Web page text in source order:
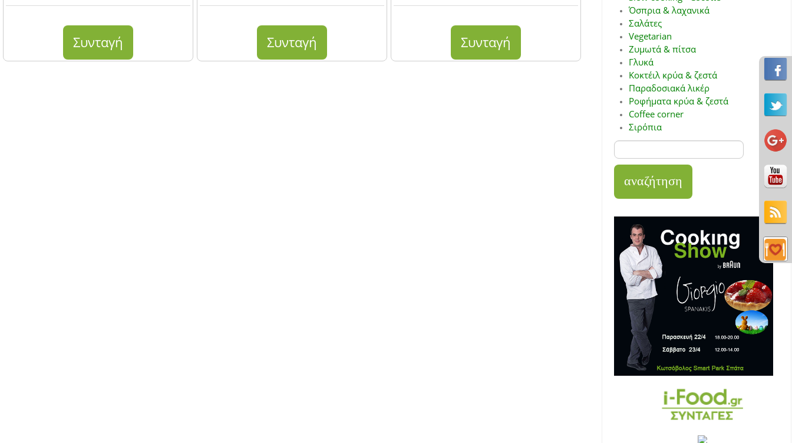
Συνταγή Συνταγή Συνταγή
Όσπρια & λαχανικά
Σαλάτες
Vegetarian
Ζυμωτά & πίτσα
Γλυκά
Κοκτέιλ κρύα & ζεστά
Παραδοσιακά λικέρ
Ροφήματα κρύα & ζεστά
Coffee corner
Σιρόπια